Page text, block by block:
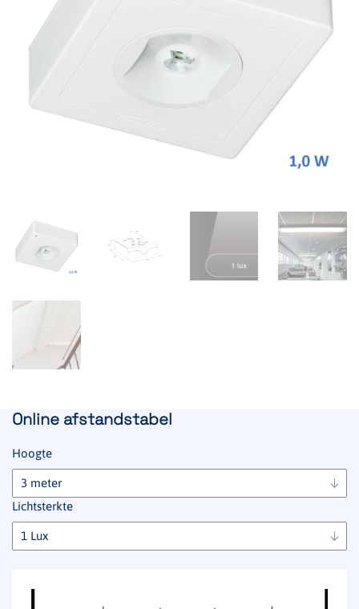
1,5 Watt x 24 uur x 365 dagen x 10 jaar (de gegarandeerde
levensduur) = 141 kW
Met de huidige stroomprijs van € 0,40 kost scheelt dat zo’n €
50,= over de levensduur, en daarnaast ook nog eens 60 kg CO2
(Emissiefactor Nederlandse elektriciteitsproductiemix 427
Online afstandstabel
Hoogte
Lichtsterkte